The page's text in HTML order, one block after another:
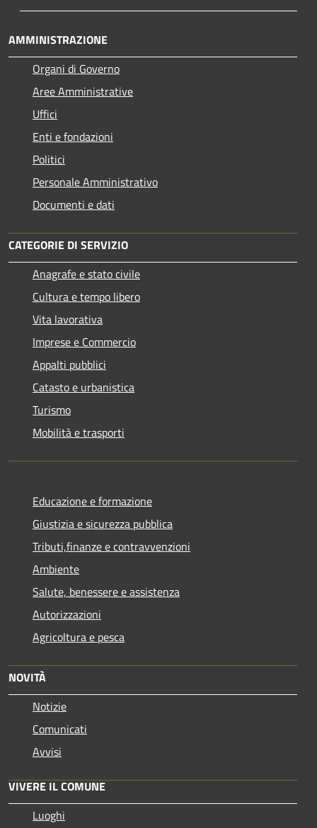
AMMINISTRAZIONE
Organi di Governo
Aree Amministrative
Uffici
Enti e fondazioni
Politici
Personale Amministrativo
Documenti e dati
CATEGORIE DI SERVIZIO
Anagrafe e stato civile
Cultura e tempo libero
Vita lavorativa
Imprese e Commercio
Appalti pubblici
Catasto e urbanistica
Turismo
Mobilità e trasporti
Educazione e formazione
Giustizia e sicurezza pubblica
Tributi,finanze e contravvenzioni
Ambiente
Salute, benessere e assistenza
Autorizzazioni
Agricoltura e pesca
NOVITÀ
Notizie
Comunicati
Avvisi
VIVERE IL COMUNE
Luoghi